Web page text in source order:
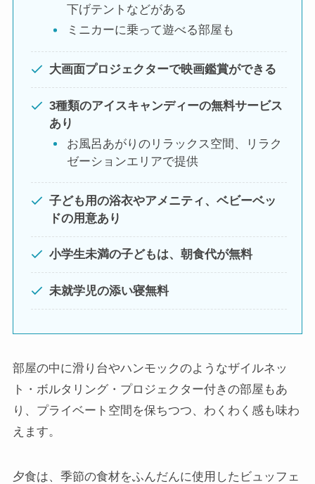
下げテントなどがある
ミニカーに乗って遊べる部屋も
大画面プロジェクターで映画鑑賞ができる
3種類のアイスキャンディーの無料サービス
あり
お風呂あがりのリラックス空間、リラク
ゼーションエリアで提供
子ども用の浴衣やアメニティ、ベビーベッ
ドの用意あり
小学生未満の子どもは、朝食代が無料
未就学児の添い寝無料
部屋の中に滑り台やハンモックのようなザイルネッ
ト・ボルタリング・プロジェクター付きの部屋もあ
り、プライベート空間を保ちつつ、わくわく感も味わ
えます。
夕食は、季節の食材をふんだんに使用したビュッフェ